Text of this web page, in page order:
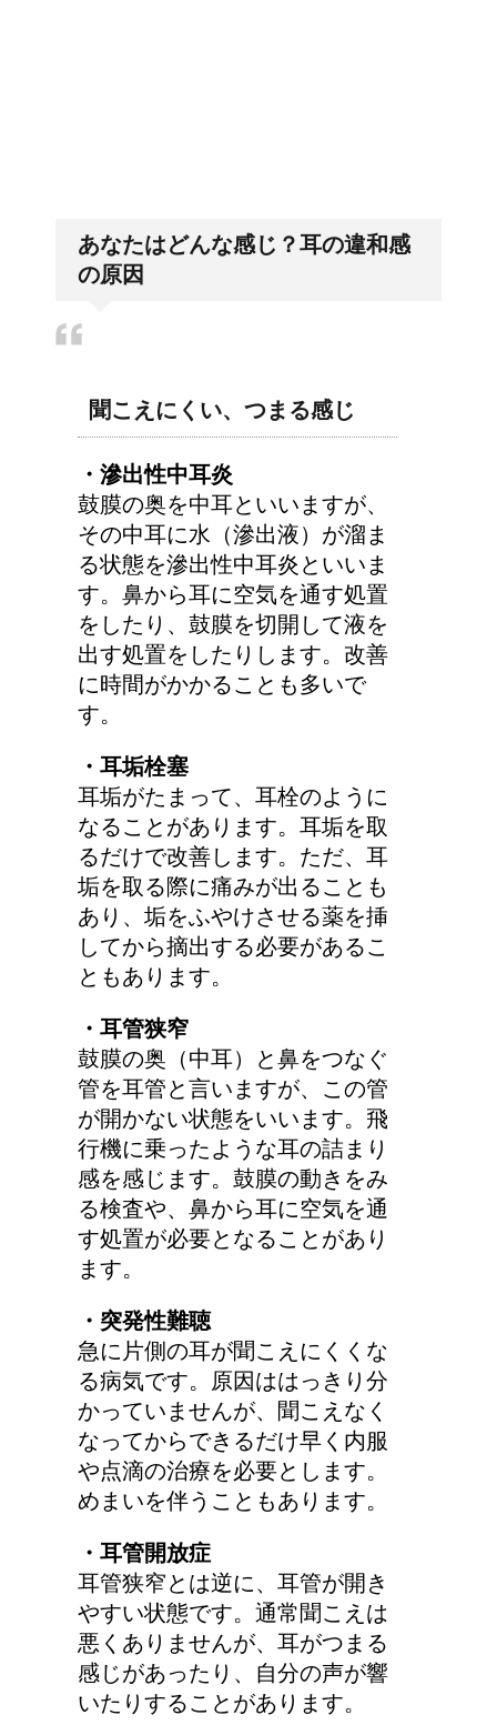
あなたはどんな感じ？耳の違和感
の原因
聞こえにくい、つまる感じ
・滲出性中耳炎
鼓膜の奥を中耳といいますが、
その中耳に水（滲出液）が溜ま
る状態を滲出性中耳炎といいま
す。鼻から耳に空気を通す処置
をしたり、鼓膜を切開して液を
出す処置をしたりします。改善
に時間がかかることも多いで
す。
・耳垢栓塞
耳垢がたまって、耳栓のように
なることがあります。耳垢を取
るだけで改善します。ただ、耳
垢を取る際に痛みが出ることも
あり、垢をふやけさせる薬を挿
してから摘出する必要があるこ
ともあります。
・耳管狭窄
鼓膜の奥（中耳）と鼻をつなぐ
管を耳管と言いますが、この管
が開かない状態をいいます。飛
行機に乗ったような耳の詰まり
感を感じます。鼓膜の動きをみ
る検査や、鼻から耳に空気を通
す処置が必要となることがあり
ます。
・突発性難聴
急に片側の耳が聞こえにくくな
る病気です。原因ははっきり分
かっていませんが、聞こえなく
なってからできるだけ早く内服
や点滴の治療を必要とします。
めまいを伴うこともあります。
・耳管開放症
耳管狭窄とは逆に、耳管が開き
やすい状態です。通常聞こえは
悪くありませんが、耳がつまる
感じがあったり、自分の声が響
いたりすることがあります。